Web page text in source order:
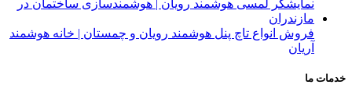
فروش انواع تاچ پنل هوشمند رویان و چمستان | خانه هوشمند
آریان
خدمات ما